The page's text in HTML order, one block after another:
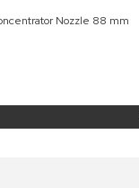
Nozzle 88 mm